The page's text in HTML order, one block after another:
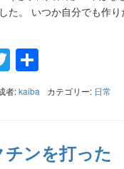
た。 いつか自分でも作
Twitter
有
者:kaiba カテゴリー: 日常
ンを打った